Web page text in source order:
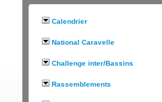
Calendrier
National Caravelle
Challenge inter/Bassins
Rassemblements